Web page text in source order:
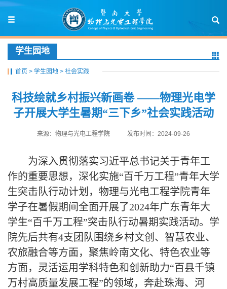
学生园地
首页 > 学生园地 > 社会实践
科技绘就乡村振兴新画卷 ——物理光电学
子开展大学生暑期“三下乡”社会实践活动
来源：物理与光电工程学院 发布时间：2024-09-26
为深入贯彻落实习近平总书记关于青年工
作的重要思想，深化实施“百千万工程”青年大学
生突击队行动计划， 物理与光电工程学院青年
学子在暑假期间全面开展了2024年广东青年大
学生“百千万工程”突击队行动暑期实践活动。 学
院先后共有4支团队 围绕乡村文创、智慧农业、
农旅融合等方面，聚焦岭南文化、 特色农业等
方面，灵活运用学科特色和创新助力“百县千镇
万村高质量发展工程”的领域，奔赴珠海、河